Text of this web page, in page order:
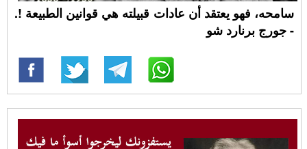
سامحه، فهو يعتقد أن عادات قبيلته هي قوانين الطبيعة !.
- جورج برنارد شو